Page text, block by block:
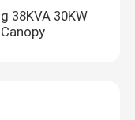
38KVA 30KW